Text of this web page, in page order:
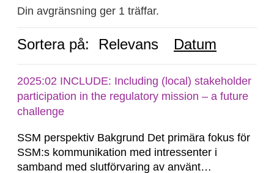
Din avgränsning ger 1 träffar.
Sortera på: Relevans Datum
2025:02 INCLUDE: Including (local) stakeholder
participation in the regulatory mission – a future
challenge
SSM perspektiv Bakgrund Det primära fokus för
SSM:s kommunikation med intressenter i
samband med slutförvaring av använt